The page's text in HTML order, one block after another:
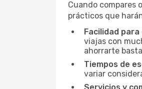
Cuando compares
prácticos que
Facilidad
viajas con
ahorrarte
Tiempos de
variar